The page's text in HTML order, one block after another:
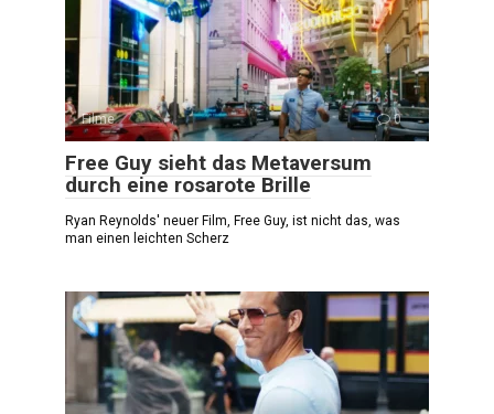
Filme 0
Free Guy sieht das Metaversum
durch eine rosarote Brille
Ryan Reynolds' neuer Film, Free Guy, ist nicht das, was
man einen leichten Scherz